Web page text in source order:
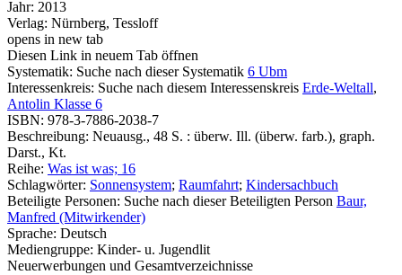
Jahr: 2013
Verlag: Nürnberg, Tessloff
opens in new tab
Diesen Link in neuem Tab öffnen
Systematik: Suche nach dieser Systematik 6 Ubm
Interessenkreis: Suche nach diesem Interessenskreis Erde-Weltall,
Antolin Klasse 6
ISBN: 978-3-7886-2038-7
Beschreibung: Neuausg., 48 S. : überw. Ill. (überw. farb.), graph.
Darst., Kt.
Reihe: Was ist was; 16
Schlagwörter: Sonnensystem; Raumfahrt; Kindersachbuch
Beteiligte Personen: Suche nach dieser Beteiligten Person Baur,
Manfred (Mitwirkender)
Sprache: Deutsch
Mediengruppe: Kinder- u. Jugendlit
Neuerwerbungen und Gesamtverzeichnisse